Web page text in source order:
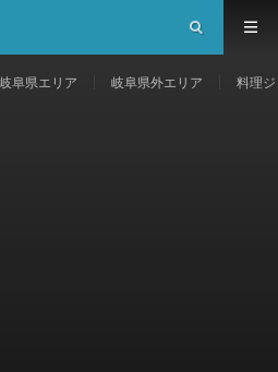
岐阜県エリア 岐阜県外エリア 料理